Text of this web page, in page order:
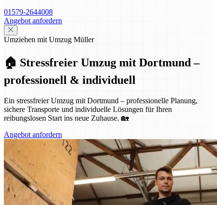
01579-2644008
Angebot anfordern
Umziehen mit Umzug Müller
🏠 Stressfreier Umzug mit Dortmund –
professionell & individuell
Ein stressfreier Umzug mit Dortmund – professionelle Planung,
sichere Transporte und individuelle Lösungen für Ihren
reibungslosen Start ins neue Zuhause. 🏡
Angebot anfordern